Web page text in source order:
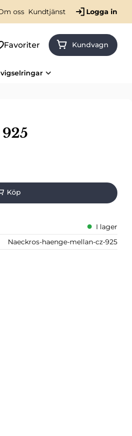
oss Kundtjänst Logga in
Favoriter Kundvagn
I lager
Naeckros-haenge-mellan-cz-925